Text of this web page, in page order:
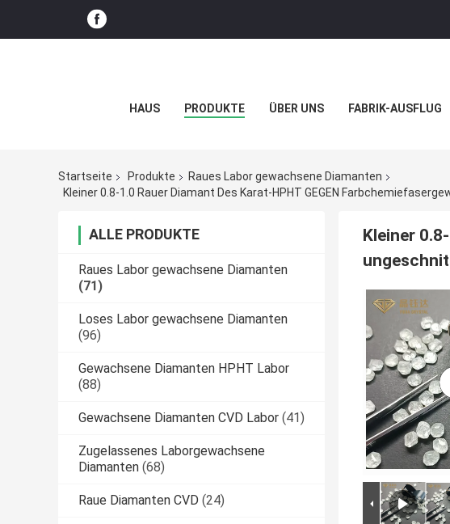
HAUS PRODUKTE ÜBER UNS FABRIK-AUSFLUG
Startseite Produkte
Raues Labor gewachsene Diamanten
Kleiner 0.8-1.0 Rauer Diamant Des Karat-HPHT GEGEN
ALLE PRODUKTE
Raues Labor gewachsene Diamanten
(71)
Loses Labor gewachsene Diamanten
(96)
Gewachsene Diamanten HPHT Labor
(88)
Gewachsene Diamanten CVD Labor (41)
Zugelassenes Laborgewachsene
Diamanten (68)
Raue Diamanten CVD (24)
Kleiner